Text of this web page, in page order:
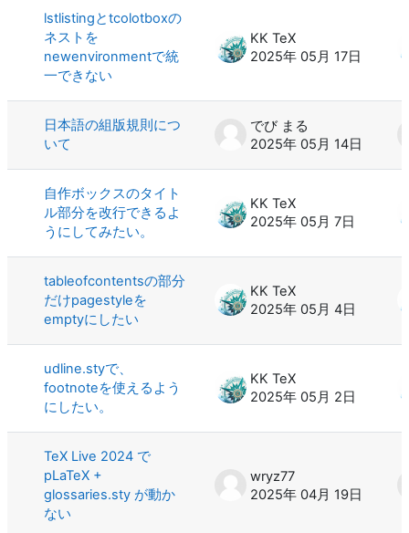
lstlistingとtcolotboxの
ネストを
newenvironmentで統
一できない
KK TeX
2025年 05月 17日
日本語の組版規則につ
いて
でび まる
2025年 05月 14日
自作ボックスのタイト
ル部分を改行できるよ
うにしてみたい。
KK TeX
2025年 05月 7日
tableofcontentsの部分
だけpagestyleを
emptyにしたい
KK TeX
2025年 05月 4日
udline.styで、
footnoteを使えるよう
にしたい。
KK TeX
2025年 05月 2日
TeX Live 2024 で
pLaTeX +
glossaries.sty が動か
ない
wryz77
2025年 04月 19日